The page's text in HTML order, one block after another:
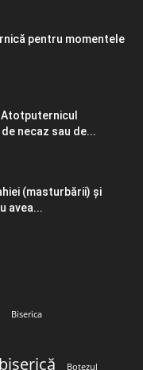
pentru momentele
necaz sau de...
(masturbării) şi
avea...
Biserica
biserică Botezul